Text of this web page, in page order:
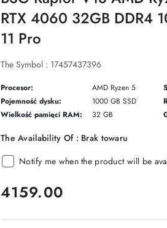
RTX 4060 32GB DDR4
11 Pro
The Symbol : 17457437396
Procesor: AMD Ryzen 5
Pojemność dysku:
1000 GB SSD
Wielkość pamięci RAM:
32 GB
The Availability Of : Brak towaru
Notify me when the product will be
price:
4159.00